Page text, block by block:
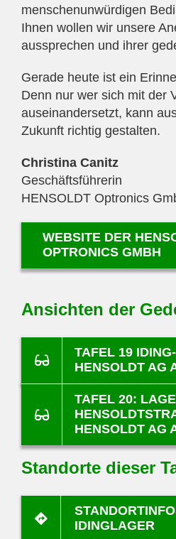
menschenunwürdigen
Ihnen wollen wir unsere
aussprechen und ihrer
Gerade heute ist ein
Denn nur wer sich mit der
auseinandersetzt, kann
Zukunft richtig gestalten.
Christina Canitz
Geschäftsführerin
HENSOLDT Optronics
WEBSITE DER
OPTRONICS GMBH
Ansichten der
TAFEL 19
HENSOLDT AG
TAFEL 20:
ENSOLDT AG
Standorte dieser
IDINGLAGER